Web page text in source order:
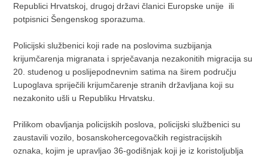
Republici Hrvatskoj, drugoj državi članici Europske unije ili
potpisnici Šengenskog sporazuma.
Policijski službenici koji rade na poslovima suzbijanja
krijumčarenja migranata i sprječavanja nezakonitih migracija su
20. studenog u poslijepodnevnim satima na širem području
Lupoglava spriječili krijumčarenje stranih državljana koji su
nezakonito ušli u Republiku Hrvatsku.
Prilikom obavljanja policijskih poslova, policijski službenici su
zaustavili vozilo, bosanskohercegovačkih registracijskih
oznaka, kojim je upravljao 36-godišnjak koji je iz koristoljublja